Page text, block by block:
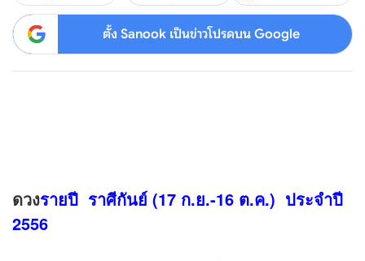
ตั้ง Sanook เป็นข่าวโปรดบน Google
ดวงรายปี ราศีกันย์ (17 ก.ย.-16 ต.ค.) ประจำปี
2556